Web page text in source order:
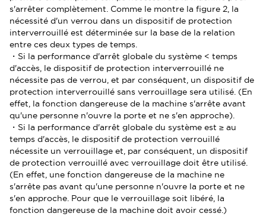
s'arrêter complètement. Comme le montre la figure 2, la
nécessité d'un verrou dans un dispositif de protection
interverrouillé est déterminée sur la base de la relation
entre ces deux types de temps.
・Si la performance d'arrêt globale du système < temps
d'accès, le dispositif de protection interverrouillé ne
nécessite pas de verrou, et par conséquent, un dispositif de
protection interverrouillé sans verrouillage sera utilisé. (En
effet, la fonction dangereuse de la machine s'arrête avant
qu'une personne n'ouvre la porte et ne s'en approche).
・Si la performance d'arrêt globale du système est ≥ au
temps d'accès, le dispositif de protection verrouillé
nécessite un verrouillage et, par conséquent, un dispositif
de protection verrouillé avec verrouillage doit être utilisé.
(En effet, une fonction dangereuse de la machine ne
s'arrête pas avant qu'une personne n'ouvre la porte et ne
s'en approche. Pour que le verrouillage soit libéré, la
fonction dangereuse de la machine doit avoir cessé.)